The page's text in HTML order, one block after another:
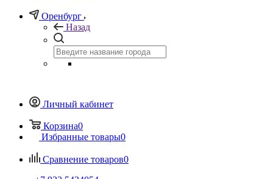
Оренбург
Назад
Личный кабинет
Корзина0
Избранные товары0
Сравнение товаров0